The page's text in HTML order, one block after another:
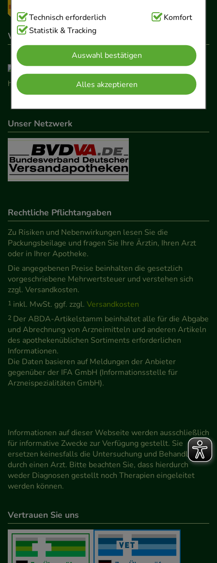
Technisch Notwendig:Hierbei handelt es sich um
Cookies, die für die Grundfunktionen unserer
Website notwendig sind (z.B. Navigation,
Warenkorb, Kundenkonto), weshalb auf diese nicht
verzichtet werden kann.
Komfort:Diese Cookies werden genutzt um das
Einkaufserlebnis noch ansprechender zu gestalten,
beispielsweise für die Wiedererkennung des
Besuchers oder unsere Seite an bevorzugte
Verhaltensweisen (z.B. Spracheinstellung)
anzupassen. Komfort-Cookies ermöglichen es uns
auch auf Ihre Bedürfnisse zugeschrittene Inhalte
Statistik & Tracking:
Hierüber lassen sich
Informationen über die Art und Weise der Nutzung
unserer Website sammeln, mit deren Hilfe wir
unsere Website weiter für Sie optimieren können,
den Inhalt auf unserer Website aber auch die
Werbung auf Drittseiten möglichst relevant für Sie
zu gestalten. Bitte beachten Sie, dass Daten hierfür
teilweise an Dritte wie z.B. Google oder soziale
Medien übertragen werden.
Technisch erforderlich
Komfort
Statistik & Tracking
Auswahl bestätigen
Alles akzeptieren
Wir sind hier gelistet
Unser Netzwerk
Rechtliche Pflichtangaben
Zu Risiken und Nebenwirkungen lesen Sie die
Packungsbeilage und fragen Sie Ihre Ärztin, Ihren Arzt
oder in Ihrer Apotheke.
Die angegebenen Preise beinhalten die gesetzlich
vorgeschriebene Mehrwertsteuer und verstehen sich
zzgl. Versandkosten.
1 inkl. MwSt. ggf. zzgl. Versandkosten
2 Der ABDA-Artikelstamm beinhaltet alle für die Abgabe
und Abrechnung von Arzneimitteln und anderen Artikeln
des apothekenüblichen Sortiments erforderlichen
Informationen.
Die Daten basieren auf Meldungen der Anbieter
gegenüber der IFA GmbH (Informationsstelle für
Arzneispezialitäten GmbH).
Informationen auf dieser Webseite werden ausschließlich
für informative Zwecke zur Verfügung gestellt. Sie
ersetzen keinesfalls die Untersuchung und Behandlung
durch einen Arzt. Bitte beachten Sie, dass hierdurch
weder Diagnosen gestellt noch Therapien eingeleitet
werden können.
Vertrauen Sie uns